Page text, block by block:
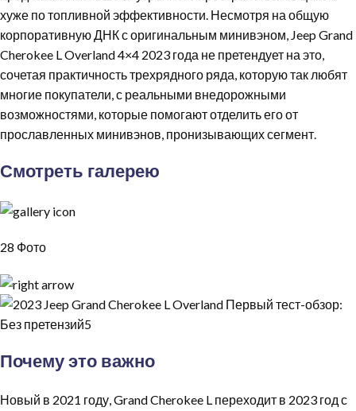
хуже по топливной эффективности. Несмотря на общую
корпоративную ДНК с оригинальным минивэном, Jeep Grand
Cherokee L Overland 4×4 2023 года не претендует на это,
сочетая практичность трехрядного ряда, которую так любят
многие покупатели, с реальными внедорожными
возможностями, которые помогают отделить его от
прославленных минивэнов, пронизывающих сегмент.
Смотреть галерею
28 Фото
Почему это важно
Новый в 2021 году, Grand Cherokee L переходит в 2023 год с